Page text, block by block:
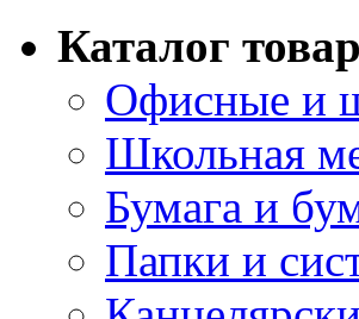
Каталог
Офисные и
Школьная
Бумага и
Папки и